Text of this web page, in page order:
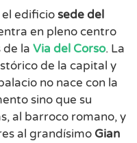
edificiosede del
en pleno centro
de la Via del Corso. La
de la capital y
no nace con la
sino que su
al barroco romano, y
al grandísimo Gian